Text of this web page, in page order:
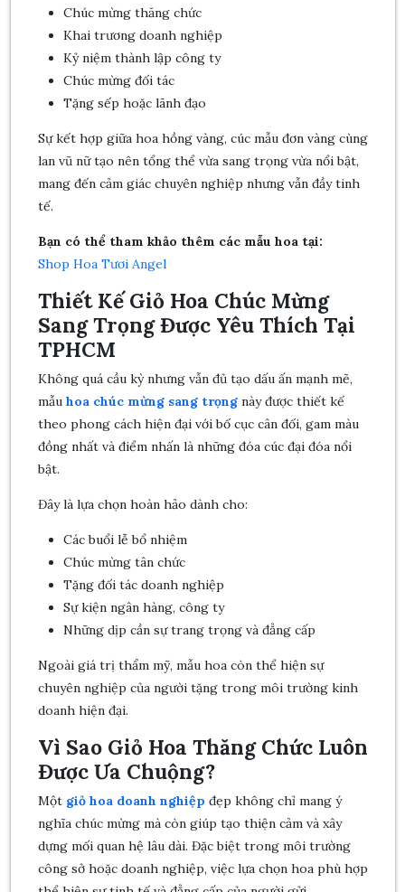
Chúc mừng thăng chức
Khai trương doanh nghiệp
Kỷ niệm thành lập công ty
Chúc mừng đối tác
Tặng sếp hoặc lãnh đạo
Sự kết hợp giữa hoa hồng vàng, cúc mẫu đơn vàng cùng
lan vũ nữ tạo nên tổng thể vừa sang trọng vừa nổi bật,
mang đến cảm giác chuyên nghiệp nhưng vẫn đầy tinh
tế.
Bạn có thể tham khảo thêm các mẫu hoa tại:
Shop Hoa Tươi Angel
Thiết Kế Giỏ Hoa Chúc Mừng
Sang Trọng Được Yêu Thích Tại
TPHCM
Không quá cầu kỳ nhưng vẫn đủ tạo dấu ấn mạnh mẽ,
mẫu hoa chúc mừng sang trọngnày được thiết kế
theo phong cách hiện đại với bố cục cân đối, gam màu
đồng nhất và điểm nhấn là những đóa cúc đại đóa nổi
bật.
Đây là lựa chọn hoàn hảo dành cho:
Các buổi lễ bổ nhiệm
Chúc mừng tân chức
Tặng đối tác doanh nghiệp
Sự kiện ngân hàng, công ty
Những dịp cần sự trang trọng và đẳng cấp
Ngoài giá trị thẩm mỹ, mẫu hoa còn thể hiện sự
chuyên nghiệp của người tặng trong môi trường kinh
doanh hiện đại.
Vì Sao Giỏ Hoa Thăng Chức Luôn
Được Ưa Chuộng?
Một giỏ hoa doanh nghiệp đẹp không chỉ mang ý
nghĩa chúc mừng mà còn giúp tạo thiện cảm và xây
dựng mối quan hệ lâu dài. Đặc biệt trong môi trường
công sở hoặc doanh nghiệp, việc lựa chọn hoa phù hợp